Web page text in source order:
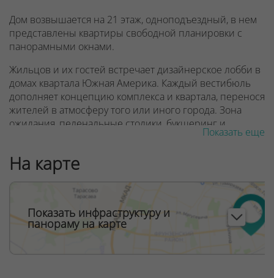
Дом возвышается на 21 этаж, одноподъездный, в нем
представлены квартиры свободной планировки с
панорамными окнами.
Жильцов и их гостей встречает дизайнерское лобби в
домах квартала Южная Америка. Каждый вестибюль
дополняет концепцию комплекса и квартала, перенося
жителей в атмосферу того или иного города. Зона
ожидания, пеленальные столики, букшеринг и,
конечно же, много естественного света. Обслуживать
панорамный.
Рядом с кварталом «Южная Америка» строится
крупнейший ТРЦ Avia Mall, Международный
финансовый центр, станция третьей линии метро
Аэродромная.
ООО "Твоя столицаконсалт", УНП 190285638, лицензия
Показать еще
На карте
Показать инфраструктуру и
панораму на карте